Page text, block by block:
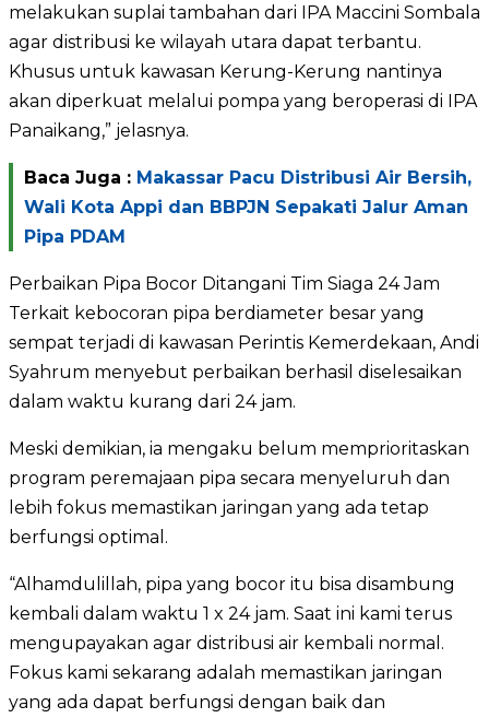
melakukan suplai tambahan dari IPA Maccini Sombala
agar distribusi ke wilayah utara dapat terbantu.
Khusus untuk kawasan Kerung-Kerung nantinya
akan diperkuat melalui pompa yang beroperasi di IPA
Panaikang,” jelasnya.
Baca Juga : Makassar Pacu Distribusi Air Bersih,
Wali Kota Appi dan BBPJN Sepakati Jalur Aman
Pipa PDAM
Perbaikan Pipa Bocor Ditangani Tim Siaga 24 Jam
Terkait kebocoran pipa berdiameter besar yang
sempat terjadi di kawasan Perintis Kemerdekaan, Andi
Syahrum menyebut perbaikan berhasil diselesaikan
dalam waktu kurang dari 24 jam.
Meski demikian, ia mengaku belum memprioritaskan
program peremajaan pipa secara menyeluruh dan
lebih fokus memastikan jaringan yang ada tetap
berfungsi optimal.
“Alhamdulillah, pipa yang bocor itu bisa disambung
kembali dalam waktu 1 x 24 jam. Saat ini kami terus
mengupayakan agar distribusi air kembali normal.
Fokus kami sekarang adalah memastikan jaringan
yang ada dapat berfungsi dengan baik dan